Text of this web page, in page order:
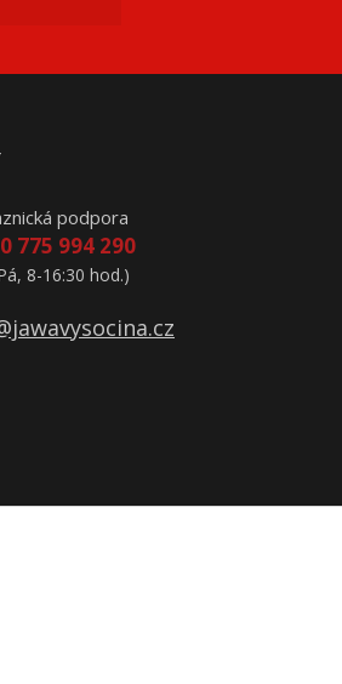
podpora
775 994 290
8-16:30 hod.)